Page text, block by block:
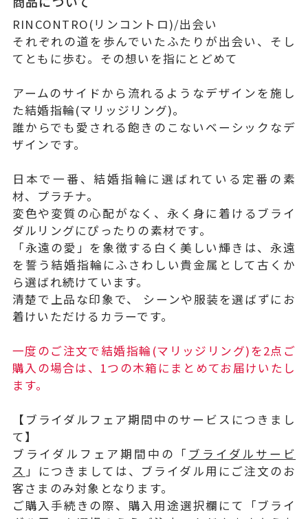
RINCONTRO(リンコントロ)/出会い
それぞれの道を歩んでいたふたりが出会い、そし
てともに歩む。その想いを指にとどめて
アームのサイドから流れるようなデザインを施し
た結婚指輪(マリッジリング)。
誰からでも愛される飽きのこないベーシックなデ
ザインです。
日本で一番、結婚指輪に選ばれている定番の素
材、プラチナ。
変色や変質の心配がなく、永く身に着けるブライ
ダルリングにぴったりの素材です。
「永遠の愛」を象徴する白く美しい輝きは、永遠
を誓う結婚指輪にふさわしい貴金属として古くか
ら選ばれ続けています。
清楚で上品な印象で、 シーンや服装を選ばずにお
着けいただけるカラーです。
一度のご注文で結婚指輪(マリッジリング)を2点ご
購入の場合は、1つの木箱にまとめてお届けいたし
ます。
【ブライダルフェア期間中のサービスにつきまし
て】
ブライダルフェア期間中の「 ブライダルサービ
ス 」につきましては、ブライダル用にご注文のお
客さまのみ対象となります。
ご購入手続きの際、購入用途選択欄にて「ブライ